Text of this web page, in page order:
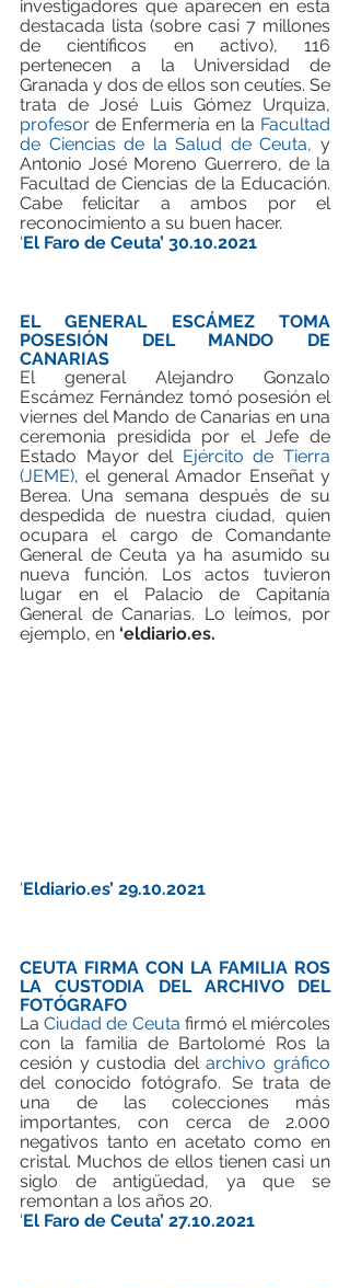
investigadores que aparecen en esta
destacada lista (sobre casi 7 millones
de científicos en activo), 116
pertenecen a la Universidad de
Granada y dos de ellos son ceutíes. Se
profesor de Enfermería en la Facultad
de Ciencias de la Salud de Ceuta, y
Antonio José Moreno Guerrero, de la
Facultad de Ciencias de la Educación.
Cabe felicitar a ambos por el
reconocimiento a su buen hacer.
‘El Faro de Ceuta’ 30.10.2021
EL GENERAL ESCÁMEZ TOMA
POSESIÓN DEL MANDO DE
CANARIAS
El general Alejandro Gonzalo
Escámez Fernández tomó posesión el
viernes del Mando de Canarias en una
ceremonia presidida por el Jefe de
Estado Mayor del Ejército de Tierra
(JEME), el general Amador Enseñat y
Berea. Una semana después de su
despedida de nuestra ciudad, quien
ocupara el cargo de Comandante
General de Ceuta ya ha asumido su
nueva función. Los actos tuvieron
lugar en el Palacio de Capitanía
General de Canarias. Lo leímos, por
ejemplo, en ‘eldiario.es.
‘Eldiario.es’ 29.10.2021
CEUTA FIRMA CON LA FAMILIA ROS
LA CUSTODIA DEL ARCHIVO DEL
FOTÓGRAFO
La Ciudad de Ceuta firmó el miércoles
con la familia de Bartolomé Ros la
cesión y custodia del archivo gráfico
del conocido fotógrafo. Se trata de
una de las colecciones más
importantes, con cerca de 2.000
negativos tanto en acetato como en
cristal. Muchos de ellos tienen casi un
siglo de antigüedad, ya que se
remontan a los años 20.
‘El Faro de Ceuta’ 27.10.2021